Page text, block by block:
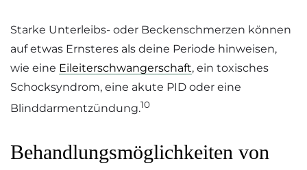
Starke Unterleibs- oder Beckenschmerzen können
auf etwas Ernsteres als deine Periode hinweisen,
wie eine Eileiterschwangerschaft, ein toxisches
Schocksyndrom, eine akute PID oder eine
Blinddarmentzündung.10
Behandlungsmöglichkeiten von